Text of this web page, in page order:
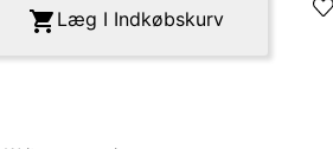
 Læg I Indkøbskurv